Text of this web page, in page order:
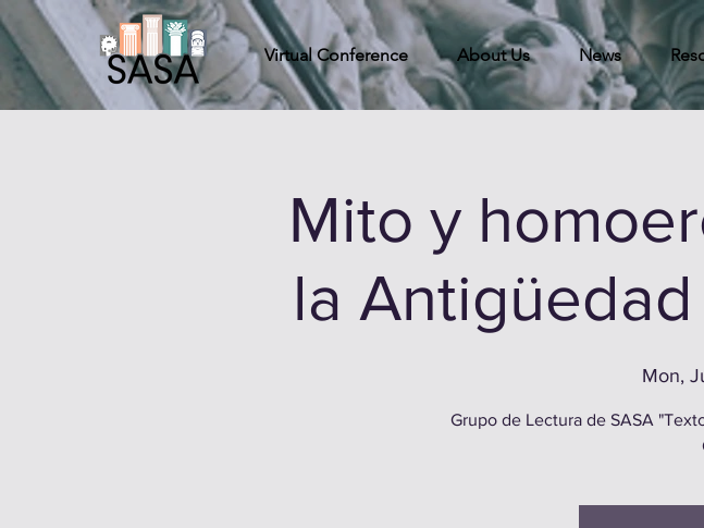
Virtual Conference About Us News
Mito y
la
Mon,
Grupo de Lectura de SASA